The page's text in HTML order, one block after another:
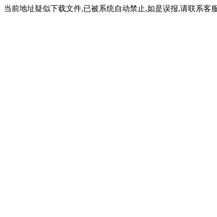
当前地址疑似下载文件,已被系统自动禁止,如是误报,请联系客